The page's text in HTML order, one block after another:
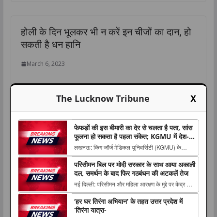
होली के दिन भूलकर भी न करें इन चीजों का दान, हो
सकती है धन हानि
March 6, 2023
The Lucknow Tribune X
फेफड़ों की इस बीमारी का देर से चलता है पता, सांस
फूलना हो सकता है पहला संकेत; KGMU में देश-
विदेश के विशेषज्ञों ने किया मंथन
लखनऊ: किंग जॉर्ज मेडिकल यूनिवर्सिटी (KGMU) के
पल्मोनरी एवं क्रिटिकल केयर मेडिसिन विभाग की ओर से 8
और 9 अगस्त The post फेफड़ों की इस बीमारी का देर से
चलता है पता, सांस फूलना हो सकता है पहला संकेत;
KGMU में देश-विदेश के विशेषज्ञों ने किया मंथन
appeared...
परिसीमन बिल पर मोदी सरकार के साथ आया अकाली
दल, समर्थन के बाद फिर गठबंधन की अटकलें तेज
नई दिल्ली: परिसीमन और महिला आरक्षण के मुद्दे पर केंद्र की
मोदी सरकार को शिरोमणि अकाली दल का समर्थन मिल The
post परिसीमन बिल पर मोदी सरकार के साथ आया अकाली
दल, समर्थन के बाद फिर गठबंधन की अटकलें तेज
‘हर घर तिरंगा अभियान’ के तहत उत्तर प्रदेश में
‘तिरंगा यात्रा-